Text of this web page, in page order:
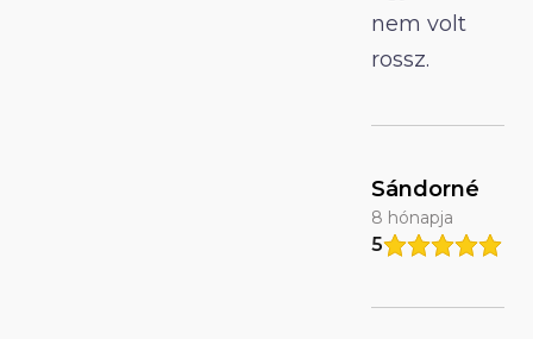
nem volt
rossz.
Sándorné
8 hónapja
5